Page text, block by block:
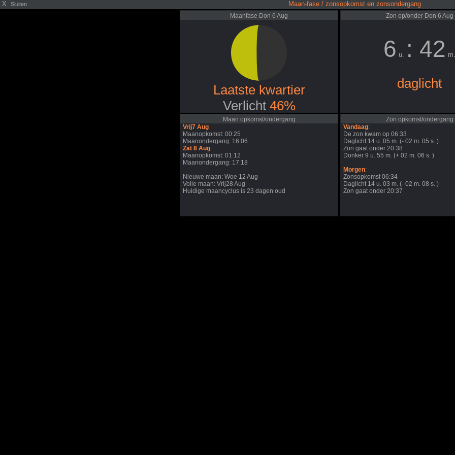
X Sluiten Maan-fase / zonsopkomst en zonsondergang
Maanfase Don 6 Aug
Laatste kwartier
Verlicht 46%
Zon op/onder Don 6 Aug
6 u. : 42 m.
daglicht
Maan opkomst/ondergang
Vrij7 Aug
Maanopkomst: 00:25
Maanondergang: 16:06
Zat 8 Aug
Maanopkomst: 01:12
Maanondergang: 17:18
Nieuwe maan: Woe 12 Aug
Volle maan: Vrij28 Aug
Huidige maancyclus is 23 dagen oud
Zon opkomst/ondergang
Vandaag:
De zon kwam op 06:33
Daglicht 14 u. 05 m. (- 02 m. 05 s. )
Zon gaat onder 20:38
Donker 9 u. 55 m. (+ 02 m. 06 s. )
Morgen:
Zonsopkomst 06:34
Daglicht 14 u. 03 m. (- 02 m. 08 s. )
Zon gaat onder 20:37